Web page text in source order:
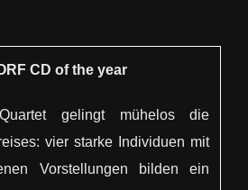
CD of the year
gelingt mühelos die
vier starke Individuen mit
Vorstellungen bilden ein